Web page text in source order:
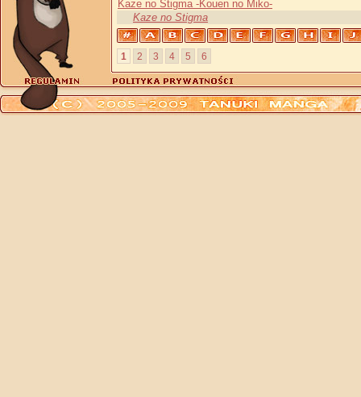
Kaze no Stigma -Kouen no Miko-
Kaze no Stigma
1 2 3 4 5 6